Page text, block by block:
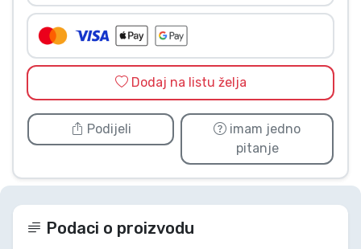
Dodaj na listu želja
Podijeli
imam jedno
pitanje
Podaci o proizvodu